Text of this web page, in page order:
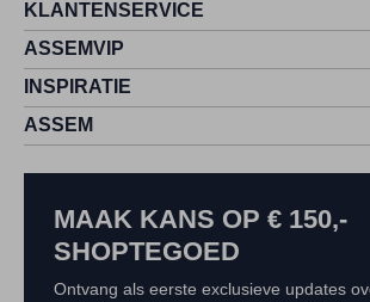
KLANTENSERVICE
ASSEMVIP
INSPIRATIE
ASSEM
MAAK KANS OP € 150,-
SHOPTEGOED
Ontvang als eerste exclusieve updates